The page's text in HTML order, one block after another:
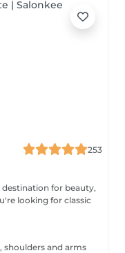
253
for beauty,
shoulders and arms